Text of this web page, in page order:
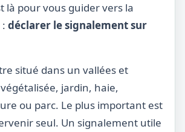
là pour vous guider vers la
déclarer le signalement sur
situé dans un vallées et
jardin, haie,
ou parc. Le plus important est
seul. Un signalement utile